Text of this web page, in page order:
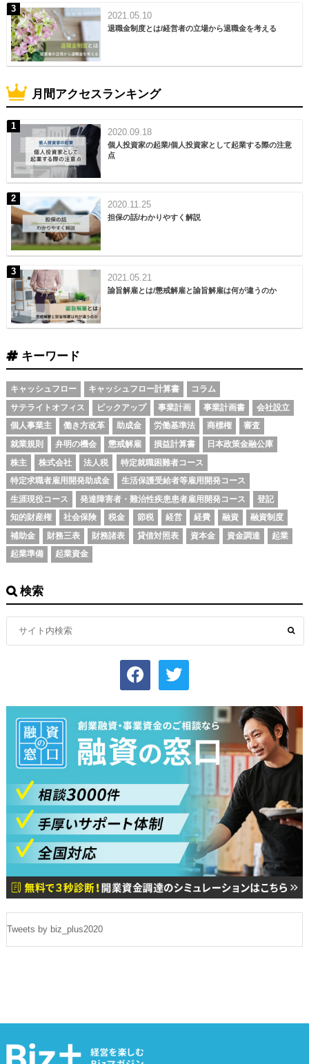
2021.05.10
退職金制度とは/経営者の立場から退職金を考える
月間アクセスランキング
2020.09.18
個人投資家の起業/個人投資家として起業する際の注意
点
2020.11.25
担保の話/わかりやすく解説
2021.05.21
諭旨解雇とは/懲戒解雇と諭旨解雇は何が違うのか
キーワード
キャッシュフロー キャッシュフロー計算書
コラム
サテライトオフィス
ピックアップ 事業計画 事業計画書
会社設立
個人事業主
働き方改革 助成金 労働基準法 商標権
審査
就業規則
弁明の機会 懲戒解雇 損益計算書
日本政策金融公庫
株主
株式会社 法人税
特定就職困難者コース
特定求職者雇用開発助成金
生活保護受給者等雇用開発コース
生涯現役コース
発達障害者・難治性疾患患者雇用開発コース
登記
知的財産権
社会保険 税金 節税 経営 経費 融資
融資制度
補助金
財務三表 財務諸表 貸借対照表 資本金 資金調達
起業
起業準備
起業資金
検索
facebook twitter
Tweets by biz_plus2020